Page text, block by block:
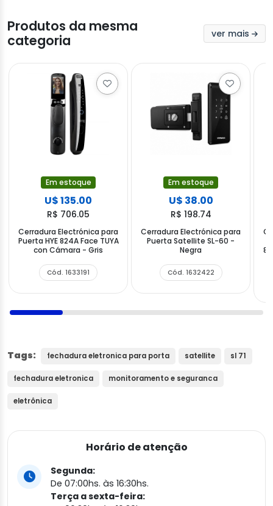
Produtos da mesma
categoria
ver mais
Em estoque
U$ 135.00
R$ 706.05
Cerradura Electrónica para
Puerta HYE 824A Face TUYA
con Cámara - Gris
Cód. 1633191
Em estoque
U$ 38.00
R$ 198.74
Cerradura Electrónica para
Puerta Satellite SL-60 -
Negra
Cód. 1632422
Tags: fechadura eletronica para porta satellite sl 71
fechadura eletronica monitoramento e seguranca
eletrônica
Horário de atenção
Segunda:
De 07:00hs. às 16:30hs.
Terça a sexta-feira: